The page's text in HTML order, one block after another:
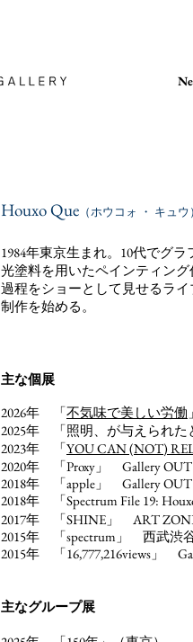
Houxo Que （ホウコォ ・ キュウ）
1984年東京生まれ。10代でグ
光塗料を用いたペインティン
過程をショーとして見せるラ
制作を始める。
主な個展
2026年 「不気味で美しい労働
2025年 「照明、が与えられた
2023年 「YOU CAN (NOT)
2020年 「Proxy」 Gallery OUT
2018年 「apple」 Gallery OUT
2018年 「Spectrum File 19:
2017年 「SHINE」 ART
2015年 「spectrum」 西武渋
2015年 「16,777,216views」
主なグループ展